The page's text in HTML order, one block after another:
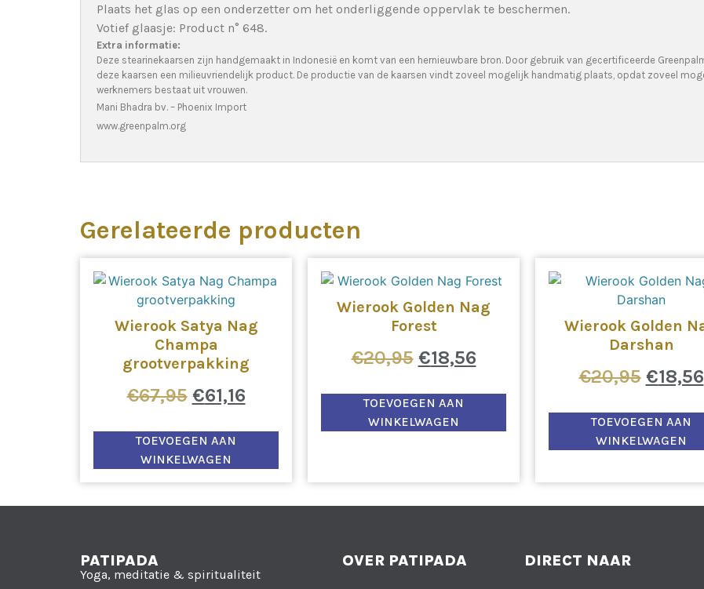
Plaats het glas op een onderzetter om het onderliggende oppervlak te beschermen.
Votief glaasje: Product n° 648.
Extra informatie:
Deze stearinekaarsen zijn handgemaakt in Indonesië en komt van een hernieuwbare bron. Door gebruik van gecertificeerde
deze kaarsen een milieuvriendelijk product. De productie van de kaarsen vindt zoveel mogelijk handmatig plaats, opdat zoveel
werknemers bestaat uit vrouwen.
Mani Bhadra bv. – Phoenix Import
www.greenpalm.org
Gerelateerde producten
Wierook Satya Nag
Champa
grootverpakking
€67,95 €61,16
TOEVOEGEN AAN
WINKELWAGEN
Wierook Golden Nag
Forest
€20,95 €18,56
TOEVOEGEN AAN
WINKELWAGEN
Wierook Golden
Darshan
€20,95 €18,56
TOEVOEGEN AAN
WINKELWAGEN
PATIPADA
Yoga, meditatie & spiritualiteit
OVER PATIPADA DIRECT NAAR